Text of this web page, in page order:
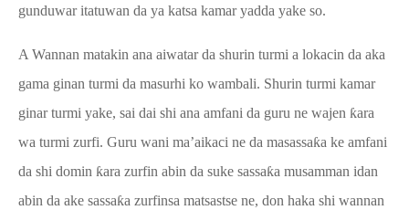
gunduwar itatuwan da ya katsa kamar yadda yake so.
A Wannan matakin ana aiwatar da shurin turmi a lokacin da aka
gama ginan turmi da masurhi ko wambali. Shurin turmi kamar
ginar turmi yake, sai dai shi ana amfani da guru ne wajen ƙara
wa turmi zurfi. Guru wani ma’aikaci ne da masassaƙa ke amfani
da shi domin ƙara zurfin abin da suke sassaƙa musamman idan
abin da ake sassaƙa zurfinsa matsastse ne, don haka shi wannan